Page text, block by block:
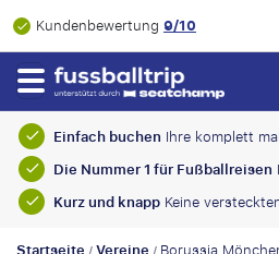
Kundenbewertung 9/10
Einfach buchen Ihre komplett
Die Nummer 1 für Fußballreisen
Kurz und knappKeine